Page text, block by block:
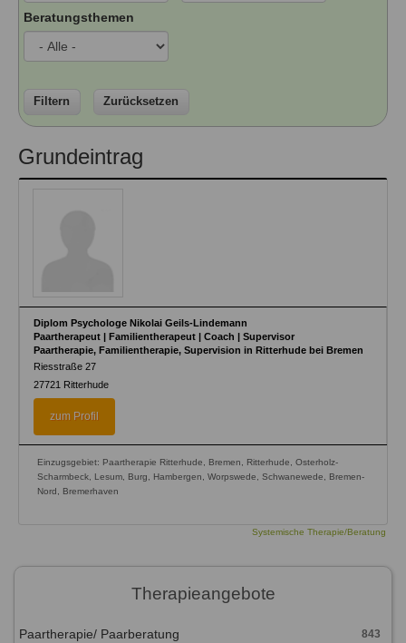
Qualitätssicherung
Qualität unserer Therapeuten
Familienthemen
Veranstaltungen
Seminare und Kurse
Fortbildungen
Ausbildungsinstitute
Information über Qualifikation
Liste der Fachverbände
Sitemap
Links
Formular zur Registrierung
Beratungsthemen
Filtern Zurücksetzen
Grundeintrag
Diplom Psychologe Nikolai Geils-Lindemann
Paartherapeut | Familientherapeut | Coach | Supervisor
Paartherapie, Familientherapie, Supervision in Ritterhude bei Bremen
Riesstraße 27
27721
Ritterhude
zum Profil
Einzugsgebiet: Paartherapie Ritterhude, Bremen, Ritterhude, Osterholz-
Scharmbeck, Lesum, Burg, Hambergen, Worpswede, Schwanewede, Bremen-
Nord, Bremerhaven
Systemische Therapie/Beratung
Therapieangebote
Paartherapie/ Paarberatung 843